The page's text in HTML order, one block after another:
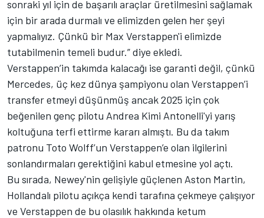
sonraki yıl için de başarılı araçlar üretilmesini sağlamak
için bir arada durmalı ve elimizden gelen her şeyi
yapmalıyız. Çünkü bir Max Verstappen'i elimizde
tutabilmenin temeli budur.” diye ekledi.
Verstappen’in takımda kalacağı ise garanti değil, çünkü
Mercedes, üç kez dünya şampiyonu olan Verstappen’i
transfer etmeyi düşünmüş ancak 2025 için çok
beğenilen genç pilotu Andrea Kimi Antonelli'yi yarış
koltuğuna terfi ettirme kararı almıştı. Bu da takım
patronu Toto Wolff’un Verstappen’e olan ilgilerini
sonlandırmaları gerektiğini kabul etmesine yol açtı.
Bu sırada, Newey'nin gelişiyle güçlenen Aston Martin,
Hollandalı pilotu açıkça kendi tarafına çekmeye çalışıyor
ve Verstappen de bu olasılık hakkında ketum